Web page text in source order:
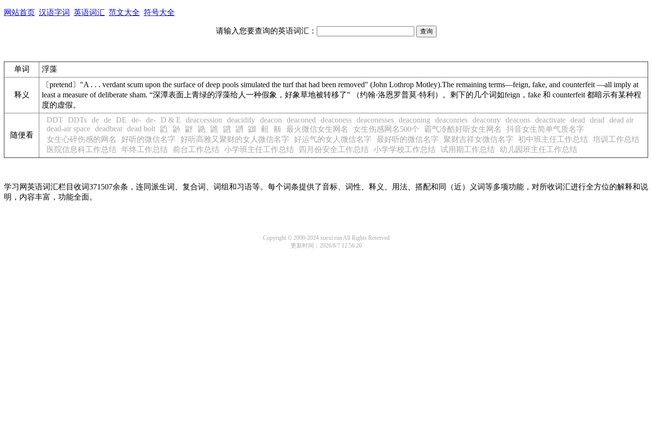
网站首页 汉语字词 英语词汇 范文大全 符号大全
请输入您要查询的英语词汇：
单词 浮藻
释义
〔pretend〕"A . . . verdant scum upon the surface of deep pools simulated the turf that had been removed" (John Lothrop Motley).The remaining terms—feign, fake, and counterfeit —all imply at
least a measure of deliberate sham. “深潭表面上青绿的浮藻给人一种假象，好象草地被转移了” （约翰·洛恩罗普莫·特利）。剩下的几个词如feign，fake 和 counterfeit 都暗示有某种程
度的虚假。
随便看
DDT DDTs de de DE de- de- D & E deaccession deacidify deacon deaconed deaconess deaconesses deaconing deaconries deaconry deacons deactivate dead dead
dead air
dead-air space deadbeat dead bolt 䶂 䶃 䶄 䶅 䶆 䶇 䶈 䶉 䶊 䶋 最火微信女生网名 女生伤感网名500个 霸气冷酷好听女生网名
抖音女生简单气质名字
女生心碎伤感的网名
好听的微信名字 好听高雅又聚财的女人微信名字 好运气的女人微信名字 最好听的微信名字 聚财吉祥女微信名字 初中班主任工作总结 培训工作总结
医院信息科工作总结 年终工作总结 前台工作总结 小学班主任工作总结 四月份安全工作总结 小学学校工作总结 试用期工作总结 幼儿园班主任工作总结
学习网英语词汇栏目收词371507余条，连同派生词、复合词、词组和习语等。每个词条提供了音标、词性、释义、用法、搭配和同（近）义词等多项功能，对所收词汇进行全方位的解释和说
明，内容丰富，功能全面。
Copyright © 2000-2024 xuexi.run All Rights Reserved
更新时间：2026/8/7 12:56:20